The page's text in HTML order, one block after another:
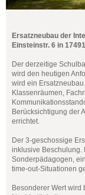
Ersatzneubau der
Einsteinstr. 6 in
Der derzeitige
wird den heutigen
wird ein
Klassenräumen,
Berücksichtigung der
errichtet.
Der 3-geschossige
inklusive Beschulung.
Sonderpädagogen,
time-out-Situationen
Besonderer Wert